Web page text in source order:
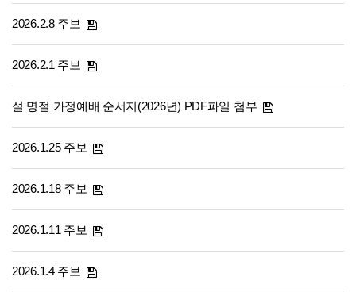
2026.2.8 주보
2026.2.1 주보
설 명절 가정예배 순서지(2026년) PDF파일 첨부
2026.1.25 주보
2026.1.18 주보
2026.1.11 주보
2026.1.4 주보